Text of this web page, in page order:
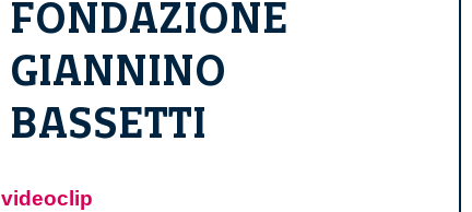
FONDAZIONE
GIANNINO
BASSETTI
videoclip